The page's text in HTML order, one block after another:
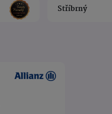
Stříbrný